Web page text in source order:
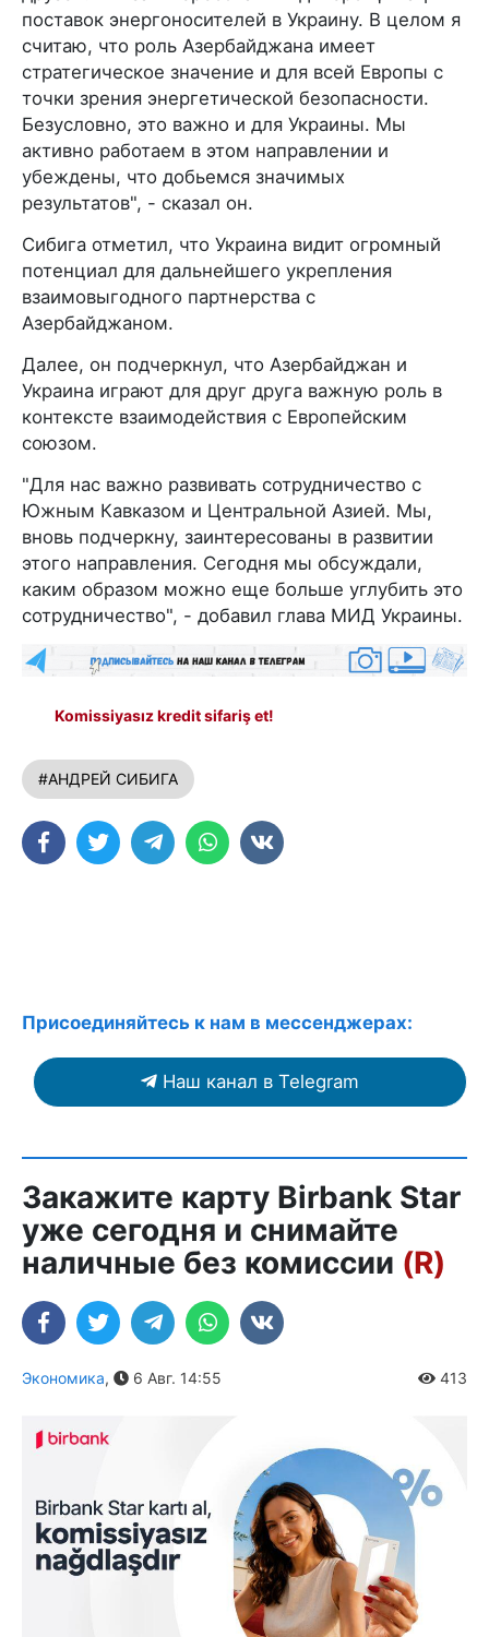
поставок энергоносителей в Украину. В целом я
считаю, что роль Азербайджана имеет
стратегическое значение и для всей Европы с
точки зрения энергетической безопасности.
Безусловно, это важно и для Украины. Мы
активно работаем в этом направлении и
убеждены, что добьемся значимых
результатов", - сказал он.
Сибига отметил, что Украина видит огромный
потенциал для дальнейшего укрепления
взаимовыгодного партнерства с
Азербайджаном.
Далее, он подчеркнул, что Азербайджан и
Украина играют для друг друга важную роль в
контексте взаимодействия с Европейским
союзом.
"Для нас важно развивать сотрудничество с
Южным Кавказом и Центральной Азией. Мы,
вновь подчеркну, заинтересованы в развитии
этого направления. Сегодня мы обсуждали,
каким образом можно еще больше углубить это
сотрудничество", - добавил глава МИД Украины.
Komissiyasız kredit sifariş et!
#АНДРЕЙ СИБИГА
Присоединяйтесь к нам в мессенджерах:
Наш канал в Telegram
Закажите карту Birbank Star
уже сегодня и снимайте
наличные без комиссии (R)
Экономика, 6 Авг. 14:55 413